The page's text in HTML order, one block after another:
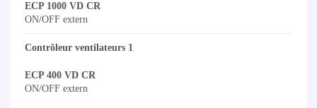
ECP 1000 VD CR
ON/OFF extern
Contrôleur ventilateurs 1
ECP 400 VD CR
ON/OFF extern